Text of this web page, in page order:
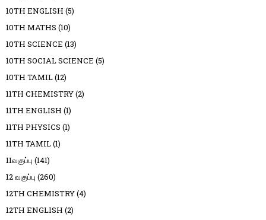
10TH ENGLISH (5)
10TH MATHS (10)
10TH SCIENCE (13)
10TH SOCIAL SCIENCE (5)
10TH TAMIL(12)
11TH CHEMISTRY(2)
11TH ENGLISH (1)
11TH PHYSICS (1)
11TH TAMIL(1)
11வகுப்பு (141)
12 வகுப்பு (260)
12TH CHEMISTRY(4)
12TH ENGLISH (2)